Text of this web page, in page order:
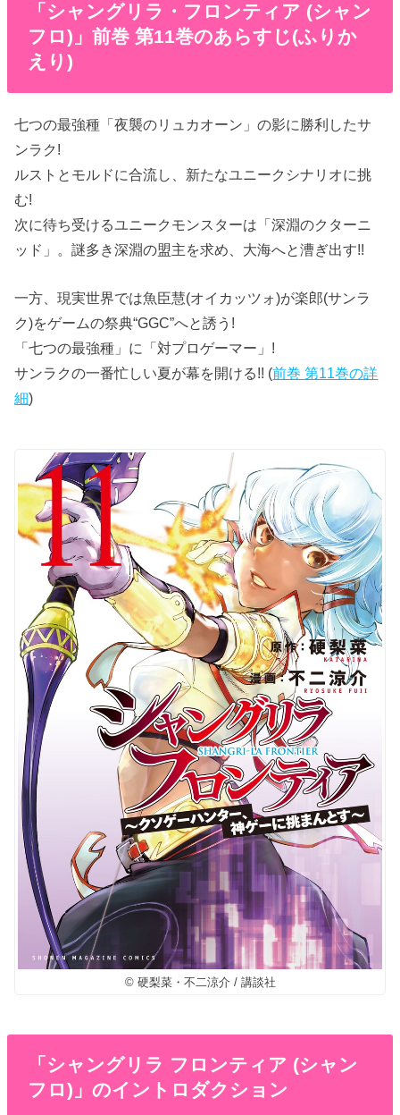
「シャングリラ・フロンティア (シャン
フロ)」前巻 第11巻のあらすじ(ふりか
えり)
七つの最強種「夜襲のリュカオーン」の影に勝利したサ
ンラク!
ルストとモルドに合流し、新たなユニークシナリオに挑
む!
次に待ち受けるユニークモンスターは「深淵のクターニ
ッド」。謎多き深淵の盟主を求め、大海へと漕ぎ出す!!
一方、現実世界では魚臣慧(オイカッツォ)が楽郎(サンラ
ク)をゲームの祭典“GGC”へと誘う!
「七つの最強種」に「対プロゲーマー」!
サンラクの一番忙しい夏が幕を開ける!! (前巻 第11巻の詳
細)
© 硬梨菜・不二涼介 / 講談社
「シャングリラ フロンティア (シャン
フロ)」のイントロダクション